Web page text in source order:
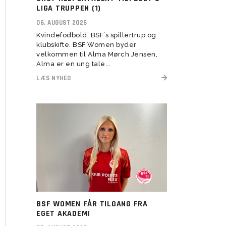
herresenior
Assistenttrænere søges til
BSF Talent (U13-U17)
Elitetillæg
Pige Talent og uddannelse
LIGA TRUPPEN (1)
06. AUGUST 2026
Kvindefodbold, BSF´s spillertrup og
klubskifte. BSF Women byder
velkommen til Alma Mørch Jensen,
Alma er en ung tale...
LÆS NYHED
BSF WOMEN FÅR TILGANG FRA
EGET AKADEMI